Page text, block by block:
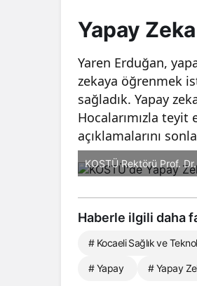
Yapay
Yaren Erduğan,
zekaya öğrenmek
sağladık. Yapay
Hocalarımızla
açıklamalarını
KOSTÜ Rektörü Prof.
Haberle ilgili daha
# Kocaeli Sağlık ve
# Yapay # Yapay